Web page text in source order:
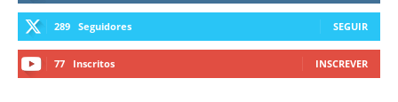
289 Seguidores SEGUIR
77 Inscritos INSCREVER